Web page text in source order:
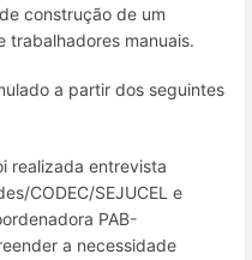
construção de um
trabalhadores manuais.
a partir dos seguintes
realizada entrevista
CODEC/SEJUCEL e
PAB-
a necessidade